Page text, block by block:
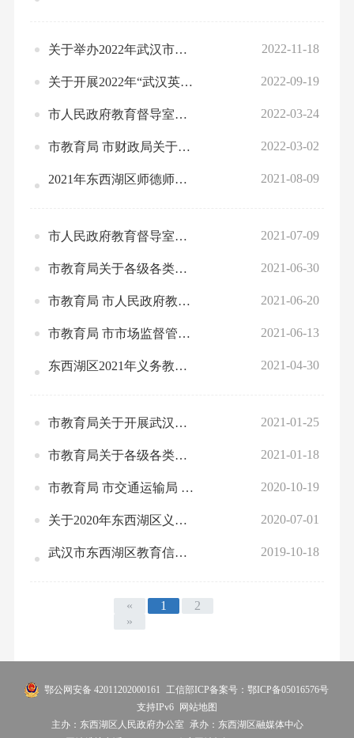
关于举办2022年武汉市全民终身学习活动周的通知 2022-11-18
关于开展2022年“武汉英才”计划培育支持专项教育领域人才申报的通知 2022-09-19
市人民政府教育督导室关于征集教育督导创新创优案例和责任督学挂牌督导案例活动的通知 2022-03-24
市教育局 市财政局关于修改《武汉市支持普惠性民办幼儿园发展奖补资金管理办法》的通知 2022-03-02
2021年东西湖区师德师风建设专题教育活动方案 2021-08-09
市人民政府教育督导室关于开展2021年对区人民政府履行教育职责评价工作的通知 2021-07-09
市教育局关于各级各类学校2020—2021学年度第二学期结束及暑假工作的通知 2021-06-30
市教育局 市人民政府教育督导室关于推进中小学生作业、睡眠、手机、读物、体质健康五项管理全面落地见效的实施方案 2021-06-20
市教育局 市市场监督管理局印发《关于进一步开展校外培训机构违规行为集中专项整治工作方案》的通知 2021-06-13
东西湖区2021年义务教育阶段新生入学管理工作实施方案 2021-04-30
市教育局关于开展武汉市第二十二届职业技能大赛暨第十七届教师五项技能竞赛的通知 2021-01-25
市教育局关于各级各类学校加强冬春季学校疫情防控和做好2020—2021学年度第一学期期末结束及寒假工作的通知 2021-01-18
市教育局 市交通运输局 市公安局交通管理局关于《武汉市中小学幼儿园交通安全管理暂行规定》有关条款的通知 2020-10-19
关于2020年东西湖区义务教育公办学校招生入学范围公示及说明 2020-07-01
武汉市东西湖区教育信息化2.0发展规划 （2019-2022年） 2019-10-18
« 1
2
»
鄂公网安备 42011202000161
工信部ICP备案号：鄂ICP备05016576号
支持IPv6 网站地图
主办：东西湖区人民政府办公室
承办：东西湖区融媒体中心